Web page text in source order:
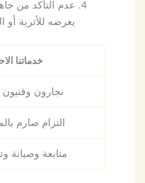
​عدم التأكد من
يعرضه للأتربة
خدماتنا
نجارون
التزام صارم
متابعة وصيانة